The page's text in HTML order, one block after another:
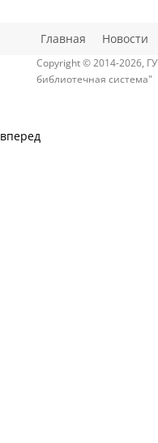
Главная Новости
Copyright © 2014-2026,
библиотечная система"
вперед